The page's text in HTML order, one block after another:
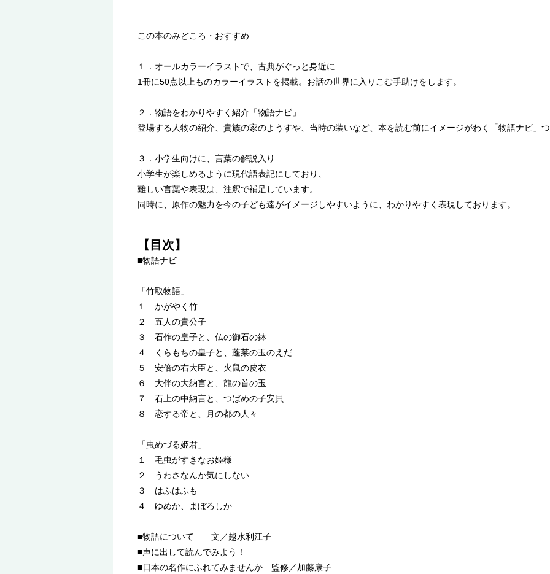
この本のみどころ・おすすめ
１．オールカラーイラストで、古典がぐっと身近に
1冊に50点以上ものカラーイラストを掲載。お話の世界に入りこむ手助けをします。
２．物語をわかりやすく紹介「物語ナビ」
登場する人物の紹介、貴族の家のようすや、当時の装いなど、本を読む前にイメージがわく「物語ナビ」
３．小学生向けに、言葉の解説入り
小学生が楽しめるように現代語表記にしており、
難しい言葉や表現は、注釈で補足しています。
同時に、原作の魅力を今の子ども達がイメージしやすいように、わかりやすく表現しております。
【目次】
■物語ナビ
「竹取物語」
１ かがやく竹
２ 五人の貴公子
３ 石作の皇子と、仏の御石の鉢
４ くらもちの皇子と、蓬莱の玉のえだ
５ 安倍の右大臣と、火鼠の皮衣
６ 大伴の大納言と、龍の首の玉
７ 石上の中納言と、つばめの子安貝
８ 恋する帝と、月の都の人々
「虫めづる姫君」
１ 毛虫がすきなお姫様
２ うわさなんか気にしない
３ はふはふも
４ ゆめか、まぼろしか
■物語について 文／越水利江子
■声に出して読んでみよう！
■日本の名作にふれてみませんか 監修／加藤康子